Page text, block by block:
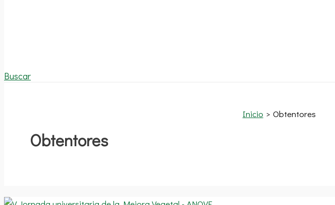
Buscar
Inicio Obtentores
Obtentores